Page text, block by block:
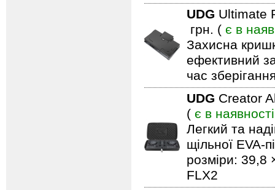
UDG Ultimate
грн. ( є в
Захисна
ефективний
час
UDG Creator
( є в наявності
Легкий та
щільної EVA-
розміри: 39,8
FLX2